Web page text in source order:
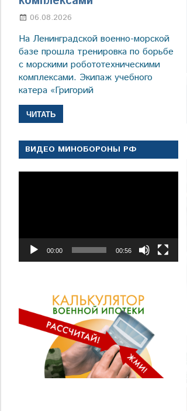
06.08.2026
На Ленинградской военно-морской
базе прошла тренировка по борьбе
с морскими робототехническими
комплексами. Экипаж учебного
катера «Григорий
ЧИТАТЬ
ВИДЕО МИНОБОРОНЫ РФ
00:00 00:56